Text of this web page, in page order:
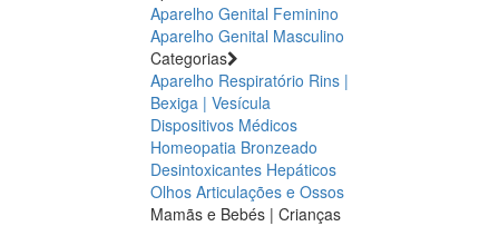
Aparelho Genital Feminino
Aparelho Genital Masculino
Categorias
Aparelho Respiratório Rins |
Bexiga | Vesícula
Dispositivos Médicos
Homeopatia Bronzeado
Desintoxicantes Hepáticos
Olhos Articulações e Ossos
Mamãs e Bebés | Crianças